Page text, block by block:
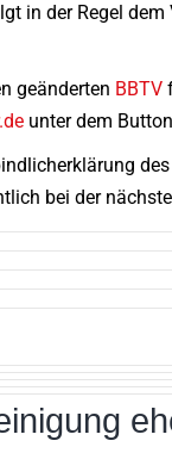
in der Regel
geänderten BBTV
unter dem
bei der